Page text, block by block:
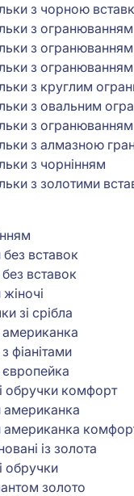
з чорною
з
з
з огранюванням
з круглим
з овальним
з огранюванням
з алмазною
з чорнінням
з золотими
вставок
вставок
зі срібла
американка
фіанітами
європейка
обручки комфорт
американка
американка
із золота
обручки
золото